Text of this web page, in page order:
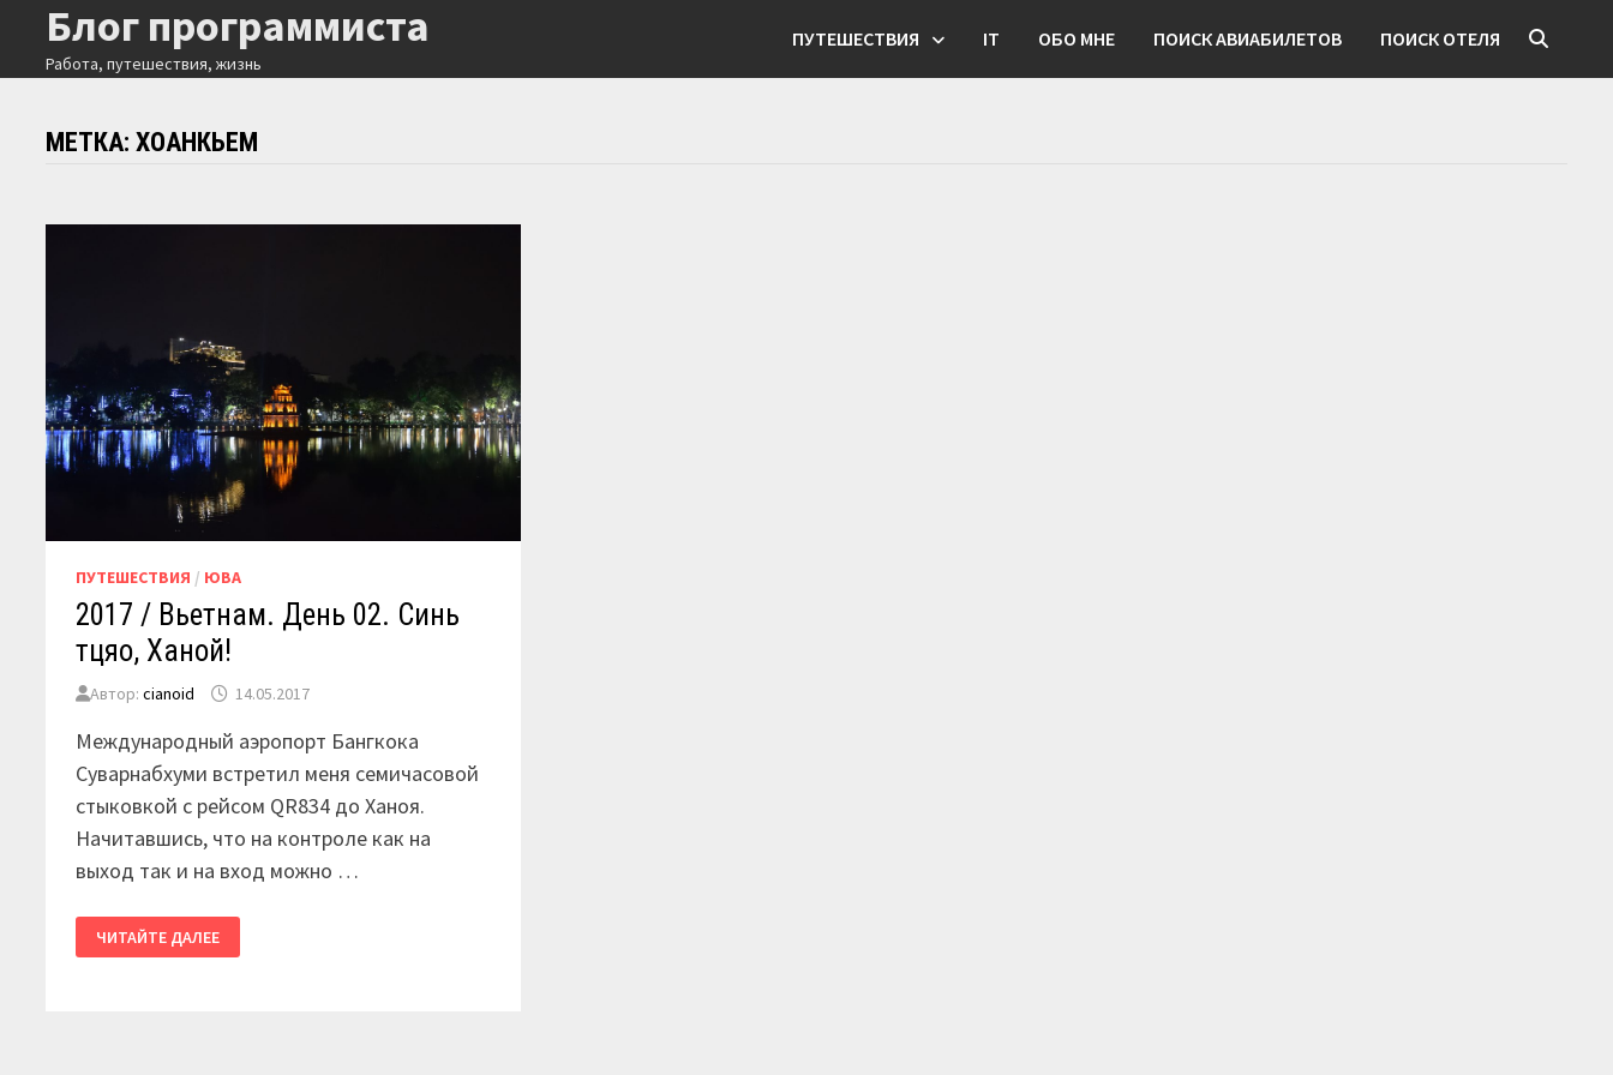
Перейти
содержимому
Блог программиста
Работа, путешествия, жизнь
ПУТЕШЕСТВИЯ IT ОБО МНЕ ПОИСК АВИАБИЛЕТОВ ПОИСК ОТЕЛЯ
МЕТКА:ХОАНКЬЕМ
ПУТЕШЕСТВИЯ / ЮВА
2017 / Вьетнам. День 02. Синь
тцяо, Ханой!
Автор:cianoid 14.05.2017
Международный аэропорт Бангкока
Суварнабхуми встретил меня семичасовой
стыковкой с рейсом QR834 до Ханоя.
Начитавшись, что на контроле как на
выход так и на вход можно …
/
ВЬЕТНАМ.
ЧИТАЙТЕ ДАЛЕЕ